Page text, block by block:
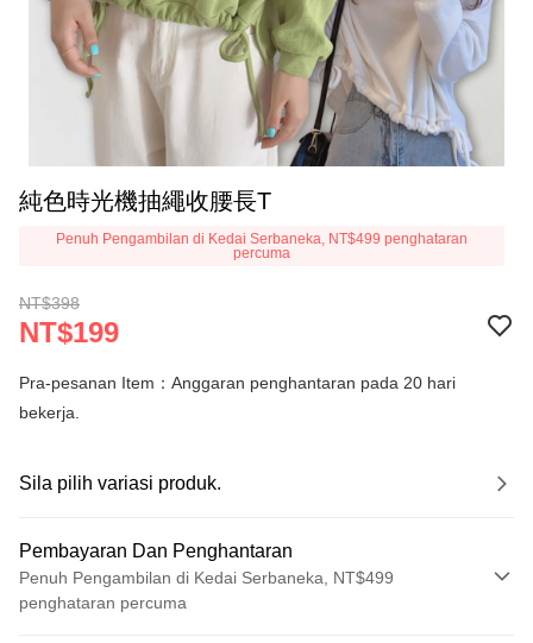
純色時光機抽繩收腰長T
Penuh Pengambilan di Kedai Serbaneka, NT$499 penghataran
percuma
NT$398
NT$199
Pra-pesanan Item：Anggaran penghantaran pada 20 hari
bekerja.
Sila pilih variasi produk.
Pembayaran Dan Penghantaran
Penuh Pengambilan di Kedai Serbaneka, NT$499
penghataran percuma